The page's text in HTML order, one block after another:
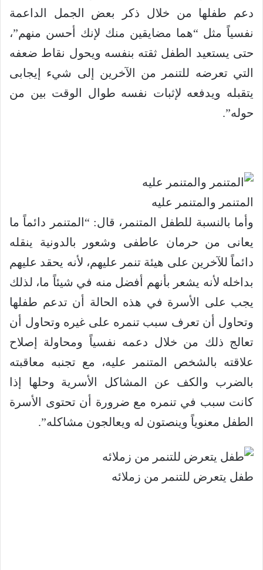
دعم طفلها من خلال ذكر بعض الجمل الداعمة
نفسياً مثل “هما مضايقين منك لإنك أحسن منهم”،
حتى يستعيد الطفل ثقته بنفسه ويحول نقاط ضعفه
التي تعرضه للتنمر من الآخرين إلى شيء إيجابى
يتقبله ويدفعه لإثبات نفسه طوال الوقت بين من
حوله”.
المتنمر والمتنمر عليه
وأما بالنسبة للطفل المتنمر، قال: “المتنمر دائماً ما
يعانى من حرمان عاطفى وشعور بالدونية ينقله
دائماً للآخرين على هيئة تنمر عليهم، لأنه يحقد عليهم
بداخله لأنه يشعر بأنهم أفضل منه في شيئاً ما، لذلك
يجب على الأسرة في هذه الحالة أن تدعم طفلها
وتحاول أن تعرف سبب تنمره على غيره وتحاول أن
تعالج ذلك من خلال دعمه نفسياً ومحاولة إصلاح
علاقته بالشخص المتنمر عليه، مع تجنبه معاقبته
بالضرب والكف عن المشاكل الأسرية وحلها إذا
كانت سبب في تنمره مع ضرورة أن تحتوى الأسرة
الطفل معنوياً وينصتون له ويعالجون مشاكله”.
طفل يتعرض للتنمر من زملائه